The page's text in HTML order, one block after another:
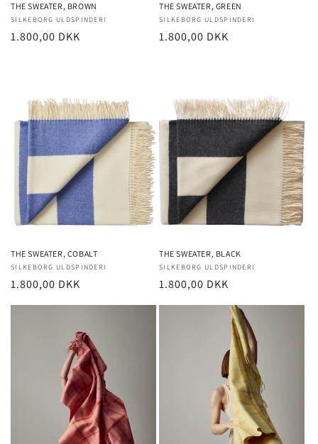
THE SWEATER, BROWN
Forhandler:
SILKEBORG ULDSPINDERI
Normalpris
1.800,00 DKK
THE SWEATER, GREEN
Forhandler:
SILKEBORG ULDSPINDERI
Normalpris
1.800,00 DKK
THE SWEATER, COBALT
Forhandler:
SILKEBORG ULDSPINDERI
Normalpris
1.800,00 DKK
THE SWEATER, BLACK
Forhandler:
SILKEBORG ULDSPINDERI
Normalpris
1.800,00 DKK